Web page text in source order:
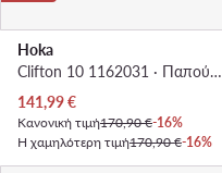
Hoka
Clifton 10 1162031 · Παπούτσια για Τρέξιμο
Τρέχουσα τιμή
141,99€
Κανονική τιμή170,90 €-16%
Η χαμηλότερη τιμή170,90 €-16%